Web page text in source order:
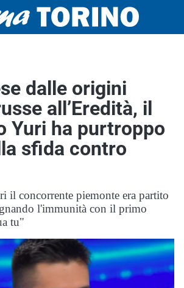
dalle origini
all’Eredità, il
Yuri ha purtroppo
sfida contro
il concorrente piemonte era partito
l'immunità con il primo
tu"